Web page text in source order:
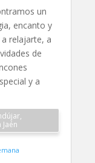
un
encanto y
relajarte, a
de
y a